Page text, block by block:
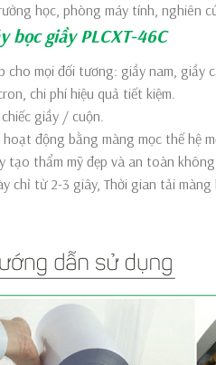
học, phòng máy tính, nghiên
bọc giầy PLCXT-46C
cho mọi đối tương: giầy nam, giầy
chi phí hiệu quả tiết kiệm.
giầy / cuộn.
động bằng màng mọc thế hệ
thẩm mỹ đẹp và an toàn
chỉ từ 2-3 giây, Thời gian tải màng